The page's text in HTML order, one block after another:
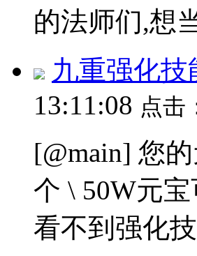
的法师们,想
九重强化技
13:11:08 点击
[@main] 您
个 \ 50W元
看不到强化